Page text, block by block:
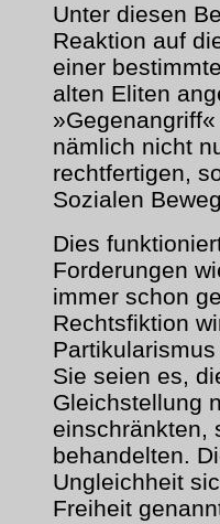
Unter diesen
Reaktion auf
einer
alten Eliten
nämlich nicht
rechtfertigen,
Sozialen
Dies
Forderungen
immer schon
Rechtsfiktion
Sie seien es,
Gleichstellung
einschränkten,
behandelten.
Ungleichheit
Freiheit